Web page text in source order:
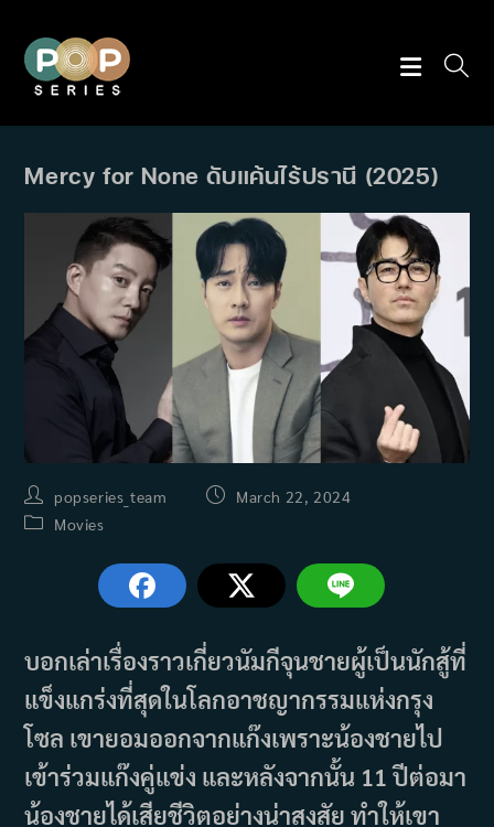
content
Mercy for None ดับแค้นไร้ปรานี (2025)
Post
author:
popseries_team
PostMarch 22, 2024
PostMovies
บอกเล่าเรื่องราวเกี่ยวนัมกีจุนชายผู้เป็นนักสู้ที่
แข็งแกร่งที่สุดในโลกอาชญากรรมแห่งกรุง
โซล เขายอมออกจากแก๊งเพราะน้องชายไป
เข้าร่วมแก๊งคู่แข่ง และหลังจากนั้น 11 ปีต่อมา
น้องชายได้เสียชีวิตอย่างน่าสงสัย ทำให้เขา